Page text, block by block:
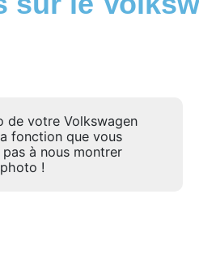
de votre Volkswagen
fonction que vous
à nous montrer
!